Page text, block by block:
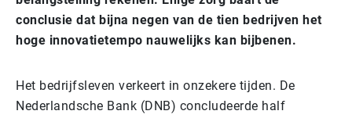
conclusie dat bijna negen van de tien bedrijven het
hoge innovatietempo nauwelijks kan bijbenen.
Het bedrijfsleven verkeert in onzekere tijden. De
Nederlandsche Bank (DNB) concludeerde half